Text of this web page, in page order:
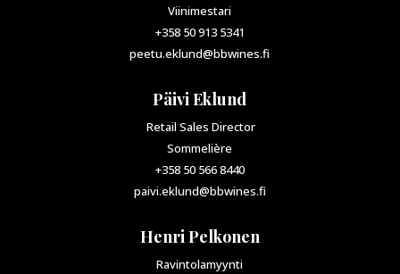
Viinimestari
+358 50 913 5341
peetu.eklund@bbwines.fi
Päivi Eklund
Retail Sales Director
Sommelière
+358 50 566 8440
paivi.eklund@bbwines.fi
Henri Pelkonen
Ravintolamyynti